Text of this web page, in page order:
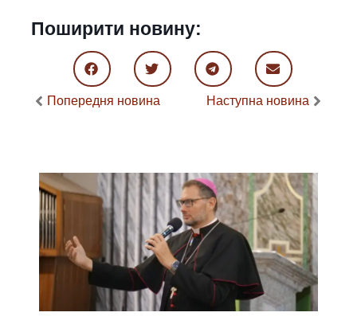
Поширити новину:
Попередня новина Наступна новина